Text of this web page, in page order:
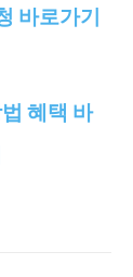
바로가기
혜택 바